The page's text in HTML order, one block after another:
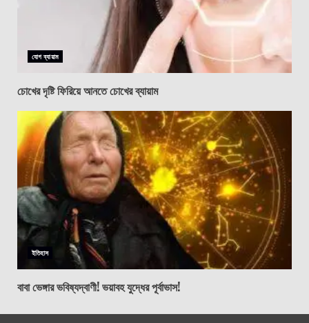
যোগ ব্যায়াম
চোখের দৃষ্টি ফিরিয়ে আনতে চোখের ব্যায়াম
ইতিহাস
বাবা ভেঙ্গার ভবিষ্যদ্বাণী! ভয়াবহ যুদ্ধের পূর্বাভাস!